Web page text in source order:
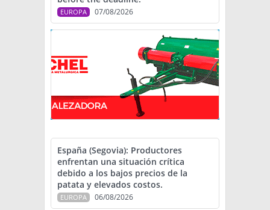
EUROPA 07/08/2026
España (Segovia): Productores
enfrentan una situación crítica
debido a los bajos precios de la
patata y elevados costos.
EUROPA 06/08/2026